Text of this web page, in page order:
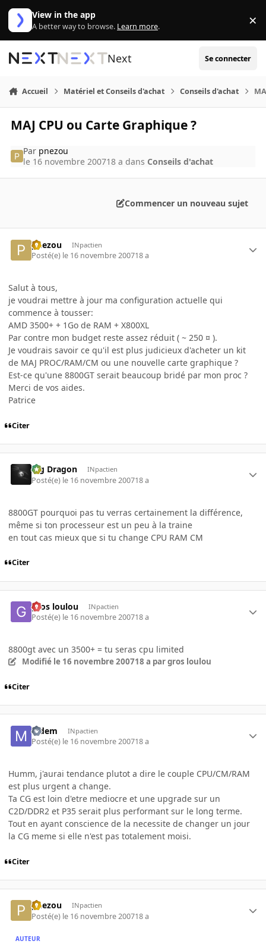
Aller au contenu
View in the app
A better way to browse. Learn more. ×
Next Se connecter
Accueil Matériel et Conseils d'achat Conseils d'achat
MAJ CPU ou Carte Graphique ?
Par pnezou
le 16 novembre 200718 a dans Conseils d'achat
Commencer un nouveau sujet
pnezou INpactien
Posté(e) le 16 novembre 200718 a
Salut à tous,
je voudrai mettre à jour ma configuration actuelle qui
commence à tousser:
AMD 3500+ + 1Go de RAM + X800XL
Par contre mon budget reste assez réduit ( ~ 250 ¤ ).
Je voudrais savoir ce qu'il est plus judicieux d'acheter un kit
de MAJ PROC/RAM/CM ou une nouvelle carte graphique ?
Est-ce qu'une 8800GT serait beaucoup bridé par mon proc ?
Merci de vos aides.
Patrice
Citer
Big Dragon INpactien
Posté(e) le 16 novembre 200718 a
8800GT pourquoi pas tu verras certainement la différence,
même si ton processeur est un peu à la traine
en tout cas mieux que si tu change CPU RAM CM
Citer
gros loulou INpactien
Posté(e) le 16 novembre 200718 a
8800gt avec un 3500+ = tu seras cpu limited
Modifié le 16 novembre 200718 a par gros loulou
Citer
Mdem INpactien
Posté(e) le 16 novembre 200718 a
Humm, j'aurai tendance plutot a dire le couple CPU/CM/RAM
est plus urgent a change.
Ta CG est loin d'etre mediocre et une upgrade sur un
C2D/DDR2 et P35 serait plus performant sur le long terme.
Tout en ayant conscience de la necessite de changer un jour
la CG meme si elle n'est pas totalement moisi.
Citer
pnezou INpactien
Posté(e) le 16 novembre 200718 a
AUTEUR